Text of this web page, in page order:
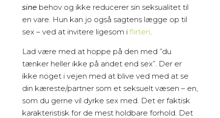
sinebehov og ikke reducerer sin seksualitet til
en vare. Hun kan jo også sagtens lægge op til
sex – ved at invitere ligesom i flirten.
Lad være med at hoppe på den med ”du
tænker heller ikke på andet end sex”. Der er
ikke noget i vejen med at blive ved med at se
din kæreste/partner som et seksuelt væsen – en,
som du gerne vil dyrke sex med. Det er faktisk
karakteristisk for de mest holdbare forhold. Det